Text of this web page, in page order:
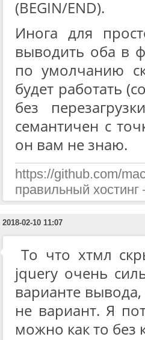
(BEGIN/END).
Инога для
выводить оба в
по умолчанию
будет работать
без
семантичен с
он вам не знаю.
https://github.com/
правильный
2018-02-10 11:07
То что хтмл
jquery очень
варианте
не вариант. Я
можно как то без